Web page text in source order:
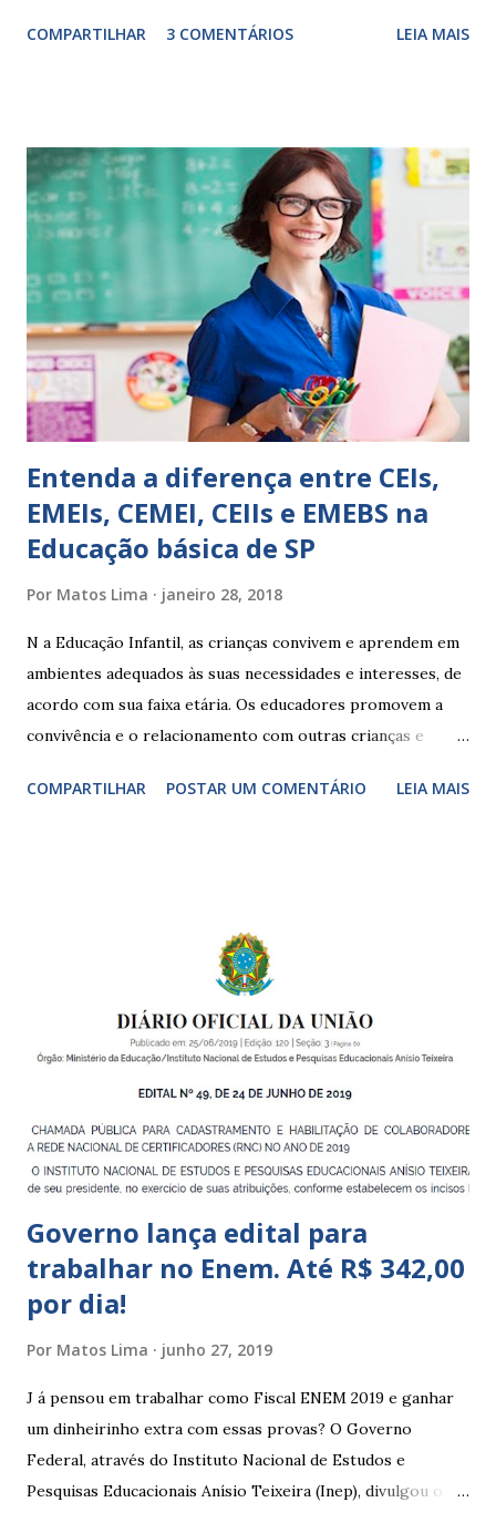
exercitação. E encontrar a melhor maneira de expressar o
sempre as intervenções feitas para ações apresentadas,
isso ressalta trabalho. SUGESTÕES DE PALAVRAS E
EXPRESSÕES PARA USO EM RELATÓRIOS Você pensa Você
escreve O aluno não sabe O aluno não adquiriu os
conceitos, está em fase de aprendizado. Não tem limites
Apresenta dificuldades de auto-regulação, pois… É nervoso
Ainda não desenvolveu habilidades para convívio no
ambiente...
COMPARTILHAR 3 COMENTÁRIOS LEIA MAIS
Entenda a diferença entre CEIs,
EMEIs, CEMEI, CEIIs e EMEBS na
Educação básica de SP
Por Matos Lima janeiro 28, 2018
N a Educação Infantil, as crianças convivem e aprendem em
ambientes adequados às suas necessidades e interesses, de
acordo com sua faixa etária. Os educadores promovem a
convivência e o relacionamento com outras crianças e
garantir o direito das crianças a uma educação integral e de
crianças de zero a 3 anos e 11 meses; – EMEIs - Escolas
Municipais de Educação Infantil, que atendem crianças de 4
a 5 anos e 11 meses; – CEMEI - Centro Municipal de
Educação Infantil, que recebe crianças de zero a 5 anos e 11
Indígena, e trabalham com cri...
COMPARTILHAR POSTAR UM COMENTÁRIO LEIA MAIS
Governo lança edital para
trabalhar no Enem. Até R$ 342,00
por dia!
Por Matos Lima junho 27, 2019
J á pensou em trabalhar como Fiscal ENEM 2019 e ganhar
um dinheirinho extra com essas provas? O Governo
Federal, através do Instituto Nacional de Estudos e
Pesquisas Educacionais Anísio Teixeira (Inep), divulgou o